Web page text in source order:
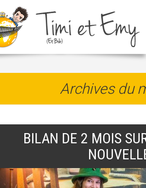
Archives du
BILAN DE 2 MOIS